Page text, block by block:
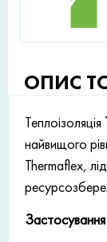
ОПИС
Теплоізоляція
найвищого
Thermaflex,
Застосування